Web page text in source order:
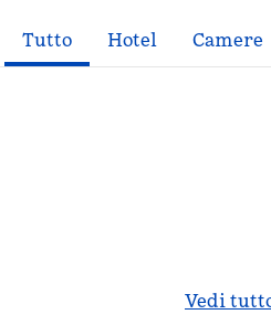
Tutto Hotel Camere
Vedi